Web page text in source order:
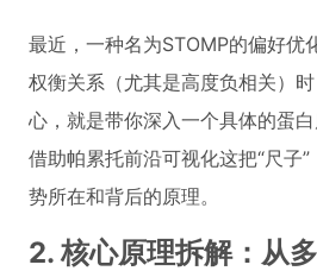
最近，一种名为STOMP的偏好优
权衡关系（尤其是高度负相关）
心，就是带你深入一个具体的蛋
借助帕累托前沿可视化这把“尺子
势所在和背后的原理。
2. 核心原理拆解：从